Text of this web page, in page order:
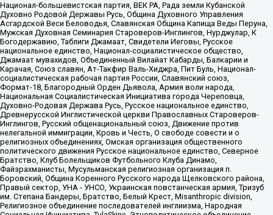
Национал-большевистская партия, ВЕК РА, Рада земли Кубанской
Духовно Родовой Державы Русь, Община Духовного Управления
Асгардской Веси Беловодья, Славянская Община Капища Веды Перуна,
Мужская Духовная Семинария Староверов-Инглингов, Нурджулар, К
Богодержавию, Таблиги Джамаат, Свидетели Иеговы, Русское
национальное единство, Национал-социалистическое общество,
Джамаат мувахидов, Объединенный Вилайат Кабарды, Балкарии и
Карачая, Союз славян, Ат-Такфир Валь-Хиджра, Пит Буль, Национал-
социалистическая рабочая партия России, Славянский союз,
Формат-18, Благородный Орден Дьявола, Армия воли народа,
Национальная Социалистическая Инициатива города Череповца,
Духовно-Родовая Держава Русь, Русское национальное единство,
Древнерусской Инглистической церкви Православных Староверов-
Инглингов, Русский общенациональный союз, Движение против
нелегальной иммиграции, Кровь и Честь, О свободе совести и о
религиозных объединениях, Омская организация общественного
политического движения Русское национальное единство, Северное
Братство, Клуб Болельщиков Футбольного Клуба Динамо,
Файзрахманисты, Мусульманская религиозная организация п.
Боровский, Община Коренного Русского народа Щелковского района,
Правый сектор, УНА - УНСО, Украинская повстанческая армия, Тризуб
им. Степана Бандеры, Братство, Белый Крест, Misanthropic division,
Религиозное объединение последователей инглиизма, Народная